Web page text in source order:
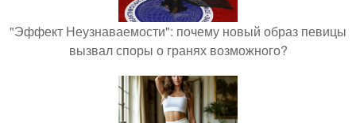
"Эффект Неузнаваемости": почему новый образ певицы
вызвал споры о гранях возможного?